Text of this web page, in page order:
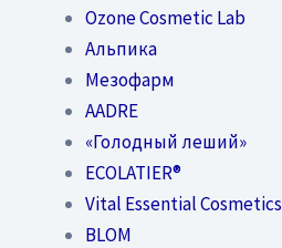
Ozone Cosmetic Lab
Альпика
Мезофарм
AADRE
«Голодный леший»
EСОLATIER®
Vital Essential Cosmetics
BLOM